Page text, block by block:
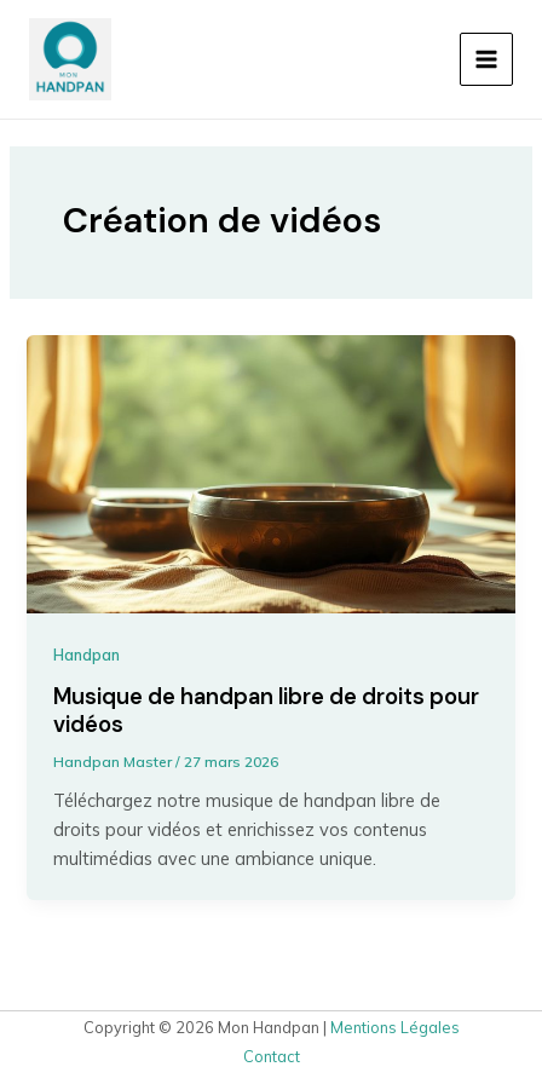
contenu
Création de vidéos
Handpan
Musique de handpan libre de droits pour
vidéos
Handpan Master/27 mars 2026
Téléchargez notre musique de handpan libre de
droits pour vidéos et enrichissez vos contenus
multimédias avec une ambiance unique.
Copyright © 2026 Mon Handpan | Mentions Légales
Contact